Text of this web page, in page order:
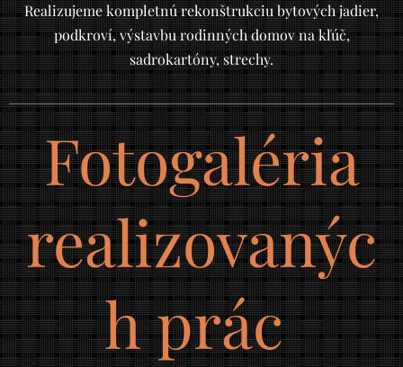
Realizujeme kompletnú rekonštrukciu bytových jadier,
podkroví, výstavbu rodinných domov na kľúč,
sadrokartóny, strechy.
Fotogaléria
realizovanýc
h prác